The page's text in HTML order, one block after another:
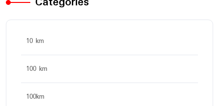
10 km
100 km
100km